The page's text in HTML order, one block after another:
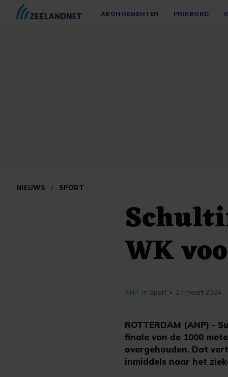
ABONNEMENTEN PRIKBORD
NIEUWS / SPORT
WK
ROTTERDAM (ANP) -
finale van de 1000
overgehouden. Dat
inmiddels naar het
ANP in Sport • 17 maart 2024 -